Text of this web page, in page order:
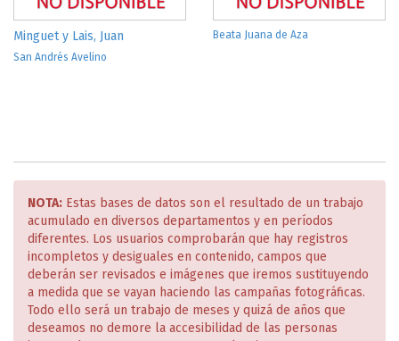
Minguet y Lais, Juan
San Andrés Avelino
Beata Juana de Aza
NOTA: Estas bases de datos son el resultado de un trabajo
acumulado en diversos departamentos y en períodos
diferentes. Los usuarios comprobarán que hay registros
incompletos y desiguales en contenido, campos que
deberán ser revisados e imágenes que iremos sustituyendo
a medida que se vayan haciendo las campañas fotográficas.
Todo ello será un trabajo de meses y quizá de años que
deseamos no demore la accesibilidad de las personas